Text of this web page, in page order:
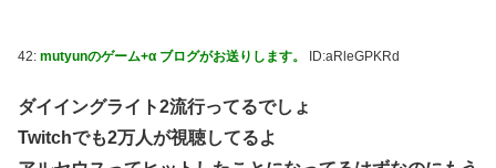
42: mutyunのゲーム+α ブログがお送りします。 ID:aRleGPKRd
ダイイングライト2流行ってるでしょ
Twitchでも2万人が視聴してるよ